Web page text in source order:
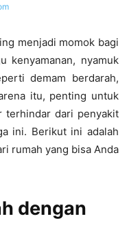
menjadi momok bagi
kenyamanan, nyamuk
demam berdarah,
itu, penting untuk
terhindar dari penyakit
ini. Berikut ini adalah
rumah yang bisa Anda
dengan